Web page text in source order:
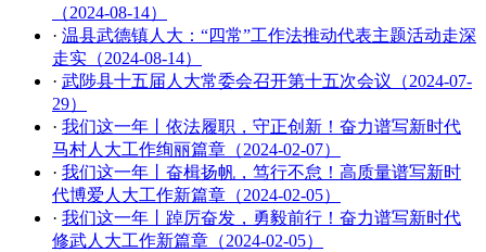
（2024-08-14）
· 温县武德镇人大：“四常”工作法推动代表主题活动走深
走实（2024-08-14）
· 武陟县十五届人大常委会召开第十五次会议（2024-07-
29）
· 我们这一年丨依法履职，守正创新！奋力谱写新时代
马村人大工作绚丽篇章（2024-02-07）
· 我们这一年丨奋楫扬帆，笃行不怠！高质量谱写新时
代博爱人大工作新篇章（2024-02-05）
· 我们这一年丨踔厉奋发，勇毅前行！奋力谱写新时代
修武人大工作新篇章（2024-02-05）